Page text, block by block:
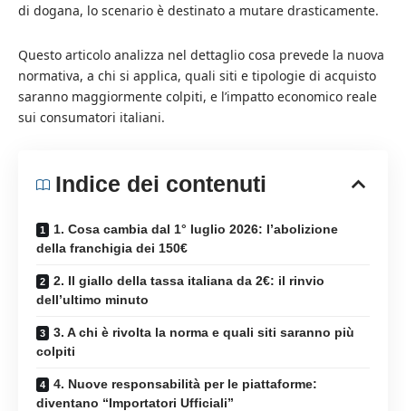
di dogana, lo scenario è destinato a mutare drasticamente.
Questo articolo analizza nel dettaglio cosa prevede la nuova
normativa, a chi si applica, quali siti e tipologie di acquisto
saranno maggiormente colpiti, e l’impatto economico reale
sui consumatori italiani.
Indice dei contenuti
1. Cosa cambia dal 1° luglio 2026: l’abolizione
della franchigia dei 150€
2. Il giallo della tassa italiana da 2€: il rinvio
dell’ultimo minuto
3. A chi è rivolta la norma e quali siti saranno più
colpiti
4. Nuove responsabilità per le piattaforme:
diventano “Importatori Ufficiali”